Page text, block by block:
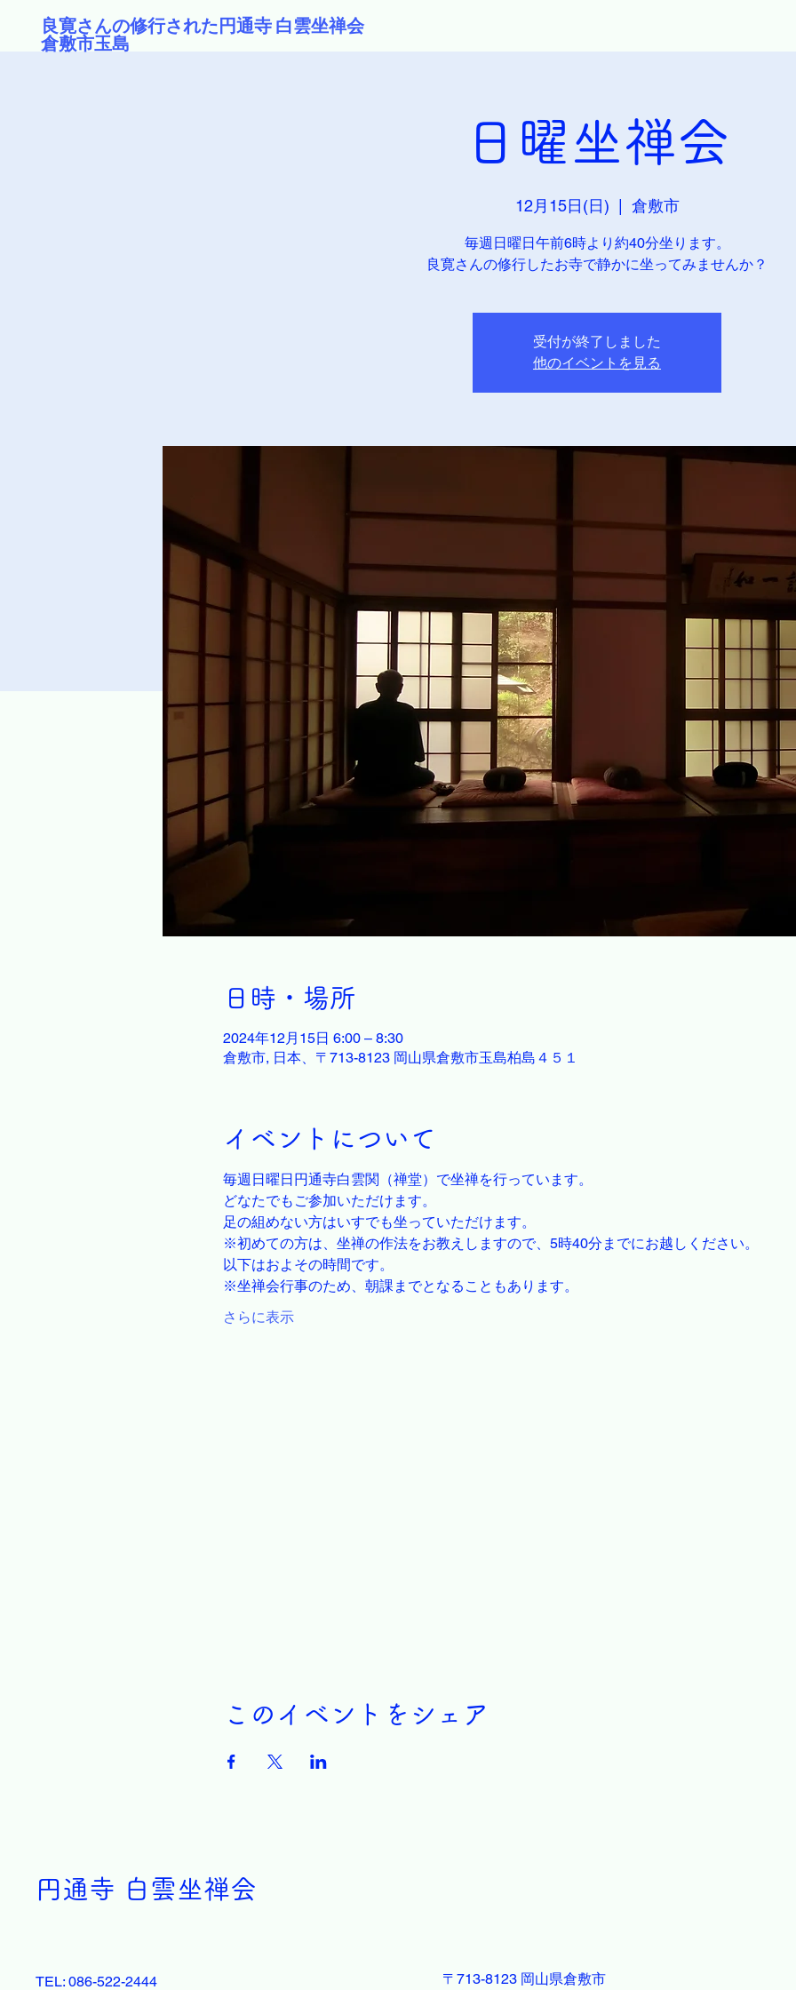
良寛さんの修行された円通寺 白雲坐禅会
倉敷市玉島
日曜坐禅会
12月15日(日) 倉敷市
毎週日曜日午前6時より約40分坐ります。
良寛さんの修行したお寺で静かに坐ってみませんか？
受付が終了しました
他のイベントを見る
日時・場所
2024年12月15日 6:00 – 8:30
倉敷市, 日本、〒713-8123 岡山県倉敷市玉島柏島４５１
イベントについて
毎週日曜日円通寺白雲関（禅堂）で坐禅を行っています。
どなたでもご参加いただけます。
足の組めない方はいすでも坐っていただけます。
※初めての方は、坐禅の作法をお教えしますので、5時40分までにお越しください。
以下はおよその時間です。
※坐禅会行事のため、朝課までとなることもあります。
さらに表示
このイベントをシェア
円通寺 白雲坐禅会
TEL: 086-522-2444
〒713-8123 岡山県倉敷市